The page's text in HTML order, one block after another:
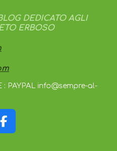
DEDICATO AGLI
ERBOSO
: PAYPAL info@sempre-al-
F